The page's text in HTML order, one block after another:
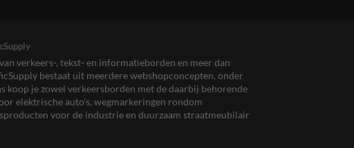
verkeers-, tekst- en informatieborden en meer dan
bestaat uit meerdere webshopconcepten, onder
koop je zowel verkeersborden met de daarbij behorende
elektrische auto’s, wegmarkeringen rondom
voor de industrie en duurzaam straatmeubilair